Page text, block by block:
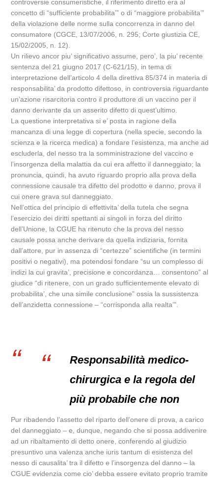
controversie consumeristiche, il riferimento diretto era al
concetto di “sufficiente probabilita’” o di “maggiore probabilita’”
della violazione delle norme sulla concorrenza in danno del
consumatore (CGCE, 13/07/2006, n. 295; Corte giustizia CE,
15/02/2005, n. 12).
Un rilievo ancor piu’ significativo assume, pero’, la piu’ recente
sentenza del 21 giugno 2017 (C-621/15), in tema di
interpretazione dell’articolo 4 della direttiva 85/374 in materia di
responsabilita’ da prodotto difettoso, in controversia riguardante
un’azione risarcitoria contro il produttore di un vaccino per il
danno derivante da un asserito difetto di quest’ultimo.
La questione interpretativa si e’ posta in ragione della
mancanza di una legge di copertura (nella specie, secondo la
scienza e la ricerca medica) a fondare l’esistenza, ma anche ad
escluderla, del nesso tra la somministrazione del vaccino e
l’insorgenza della malattia da cui era affetto il danneggiato; la
pronuncia, quindi, ha avuto riguardo proprio alla prova della
connessione causale tra difetto del prodotto e danno, prova il
cui onere grava sul danneggiato.
Nell’ottica del principio di effettivita’ della tutela che segna
l’esercizio dei diritti spettanti ai singoli in forza del diritto
dell’Unione, la CGUE ha ritenuto che la prova del nesso
causale possa anche derivare da quella indiziaria, fornita
dall’attore, pur in assenza di “certezze” scientifiche (in termini
positivi o negativi), ma potendosi fondare “su un complesso di
indizi la cui gravita’, precisione e concordanza… consentono” al
giudice “di ritenere, con un grado sufficientemente elevato di
probabilita’, che una simile conclusione” ossia la sussistenza
dell’anzidetta connessione – “corrisponda alla realta’”.
Responsabilità medico-
chirurgica e la regola del
più probabile che non
Pur ribadendo l’assetto del riparto dell’onere di prova, a carico
del danneggiato – e, dunque, negando che si possa addivenire
ad un ribaltamento di detto onere, conferendo al giudizio
presuntivo una valenza anche iuris tantum di esistenza del
nesso di causalita’ tra il difetto e l’insorgenza del danno – la
CGUE evidenzia come cio’ debba essere evitato proprio tramite